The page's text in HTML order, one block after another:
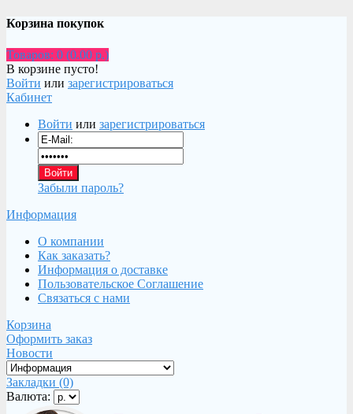
Корзина покупок
Товаров: 0 (0.00 р.)
В корзине пусто!
Войти или зарегистрироваться
Кабинет
Войти или зарегистрироваться
Забыли пароль?
Информация
О компании
Как заказать?
Информация о доставке
Пользовательское Соглашение
Связаться с нами
Корзина
Оформить заказ
Новости
Закладки (0)
Валюта: